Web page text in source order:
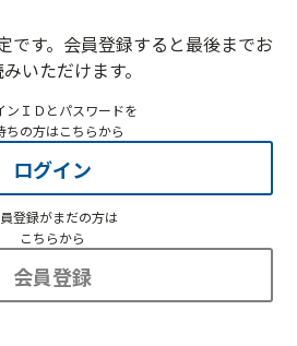
です。会員登録すると最後までお
いただけます。
ンＩＤとパスワードを
ちの方はこちらから
ログイン
登録がまだの方は
こちらから
会員登録